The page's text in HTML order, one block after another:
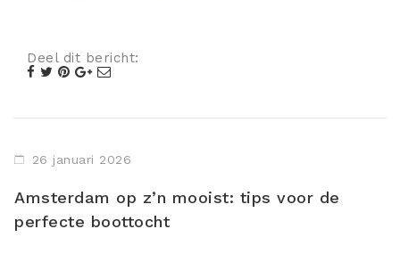
Deel dit bericht:
26 januari 2026
Amsterdam op z’n mooist: tips voor de
perfecte boottocht